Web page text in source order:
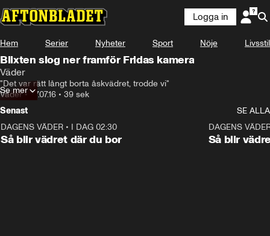
Logga in
Hem Serier Nyheter Sport Nöje Livsstil
Blixten slog ner framför Fridas kamera
Väder
"Det var rätt långt borta åskvädret, trodde vi"
Väder• 27.07.16 • 39 sek
Se mer
Senast
SE ALLA
DAGENS VÄDER • I DAG 02:30
Så blir vädret där du bor
DAGENS
Så blir